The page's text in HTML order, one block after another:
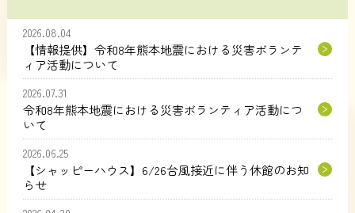
2026.08.04
【情報提供】令和8年熊本地震における災害ボランテ
ィア活動について
2026.07.31
令和8年熊本地震における災害ボランティア活動につ
いて
2026.06.25
【シャッピーハウス】6/26台風接近に伴う休館のお知
らせ